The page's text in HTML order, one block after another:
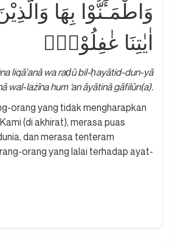
وَاطْمَـَٔنُّوْا بِهَا
اٰيٰتِنَا غٰفِلُوْنَۙ
liqā'anā wa raḍū bil-ḥayātid-dun-yā
wal-lażīna hum ‘an āyātinā gāfilūn(a).
orang yang tidak mengharapkan
(di akhirat), merasa puas
dan merasa tenteram
orang yang lalai terhadap ayat-